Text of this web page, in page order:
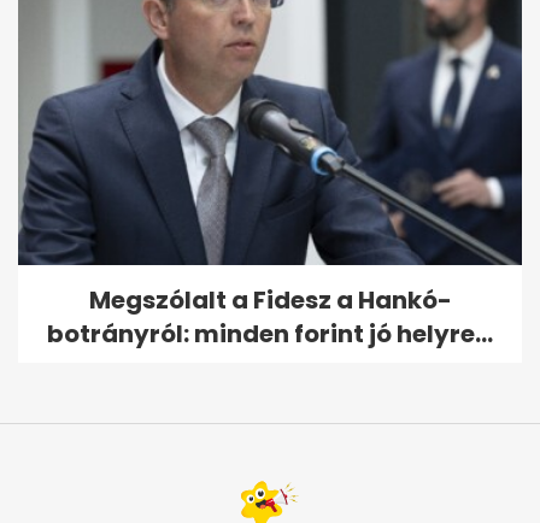
Megszólalt a Fidesz a Hankó-
botrányról: minden forint jó helyre...